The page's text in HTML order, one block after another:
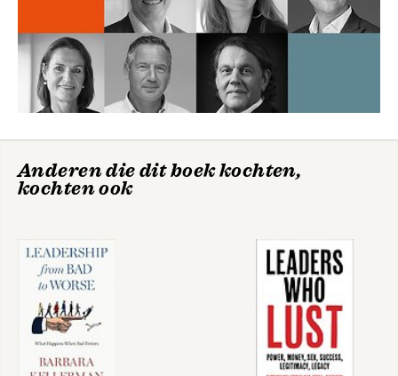
Bad Leadership
Anderen die dit boek kochten,
kochten ook